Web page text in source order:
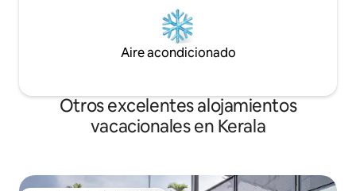
Aire acondicionado
Otros excelentes alojamientos
vacacionales en Kerala